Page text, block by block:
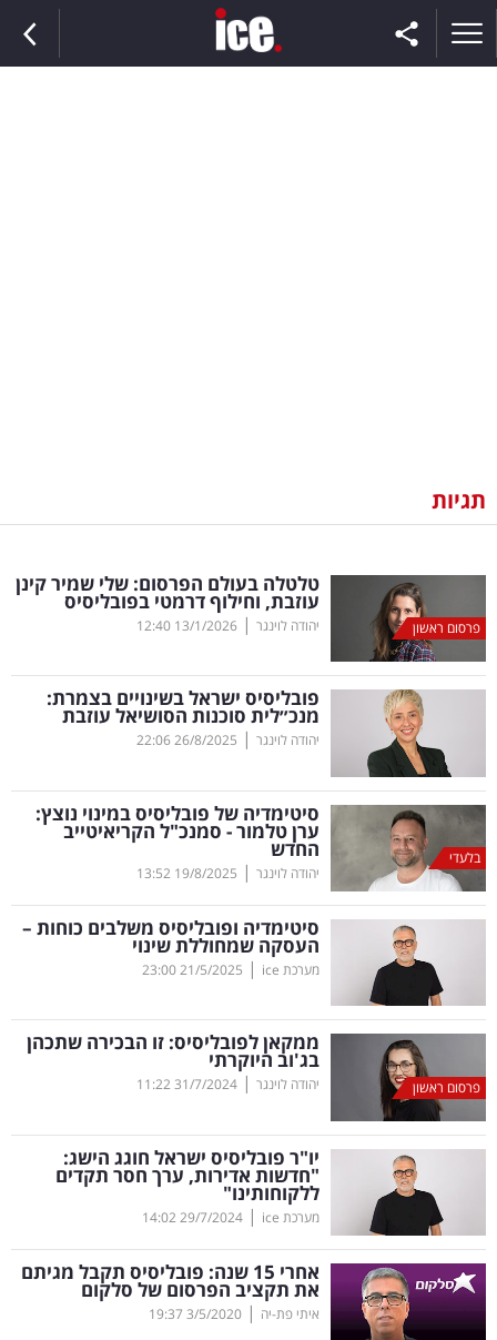
וצרכנות
דיגיטל
וטק
שיווק
ופרסום
משפט
מדדים
ומחקרים
דעות
רכילות
עסקית
קריפטו
ויראלי
טלוויזיה
עסקי
ספורט
קריירה
ולימודים
תגיות
פרסום ראשון
טלטלה בעולם הפרסום: שלי שמיר קינן
עוזבת, וחילוף דרמטי בפובליסיס
יהודה לוינגר |
13/1/2026
12:40
פובליסיס ישראל בשינויים בצמרת:
מנכ״לית סוכנות הסושיאל עוזבת
יהודה לוינגר |
26/8/2025
22:06
בלעדי
סיטימדיה של פובליסיס במינוי נוצץ:
ערן טלמור - סמנכ"ל הקריאיטייב
החדש
יהודה לוינגר |
19/8/2025
13:52
סיטימדיה ופובליסיס משלבים כוחות –
העסקה שמחוללת שינוי
מערכת ice |
21/5/2025
23:00
פרסום ראשון
ממקאן לפובליסיס: זו הבכירה שתכהן
בג'וב היוקרתי
יהודה לוינגר |
31/7/2024
11:22
יו"ר פובליסיס ישראל חוגג הישג:
"חדשות אדירות, ערך חסר תקדים
ללקוחותינו"
מערכת ice |
29/7/2024
14:02
אחרי 15 שנה: פובליסיס תקבל מגיתם
את תקציב הפרסום של סלקום
איתי פת-יה |
3/5/2020
19:37